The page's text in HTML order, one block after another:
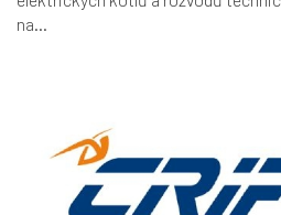
na...